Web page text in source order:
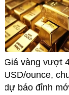
Giá vàng vượt
USD/ounce,
dự báo đỉnh